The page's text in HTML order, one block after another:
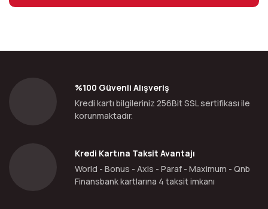
%100 Güvenli Alışveriş
Kredi kartı bilgileriniz 256Bit SSL sertifikası ile
korunmaktadır.
Kredi Kartına Taksit Avantajı
World - Bonus - Axis - Paraf - Maximum - Qnb
Finansbank kartlarına 4 taksit imkanı